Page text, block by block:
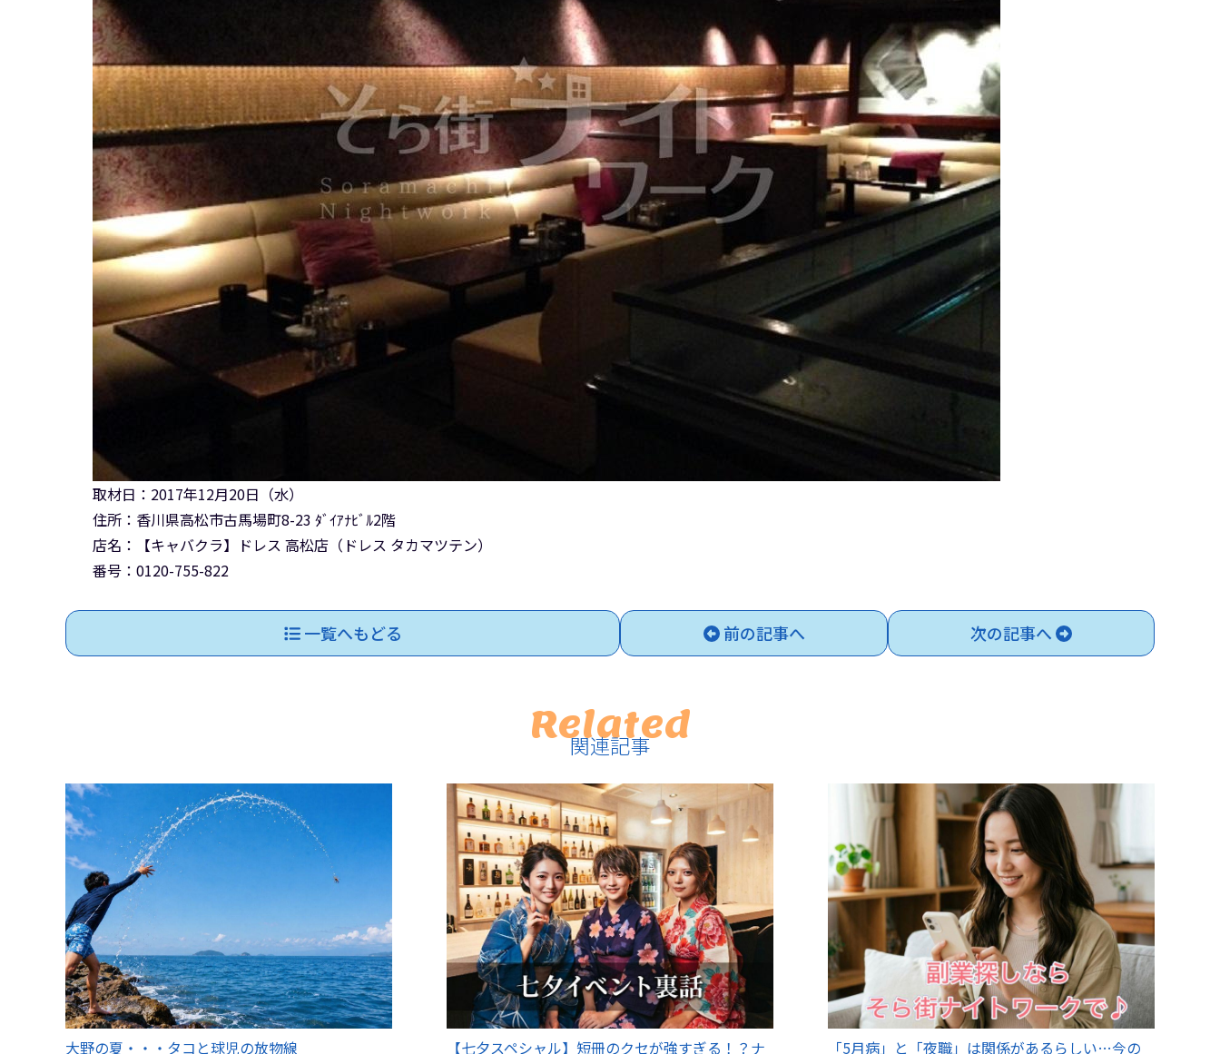
取材日：2017年12月20日（水）
住所：香川県高松市古馬場町8-23 ﾀﾞｲｱﾅﾋﾞﾙ2階
店名：【キャバクラ】ドレス 高松店（ドレス タカマツテン）
番号：0120-755-822
一覧へもどる 前の記事へ 次の記事へ
Related
関連記事
大野の夏・・・タコと球児の放物線 【七夕スペシャル】短冊のクセが強すぎる！？ナ 「5月病」と「夜職」は関係があるらしい…今の